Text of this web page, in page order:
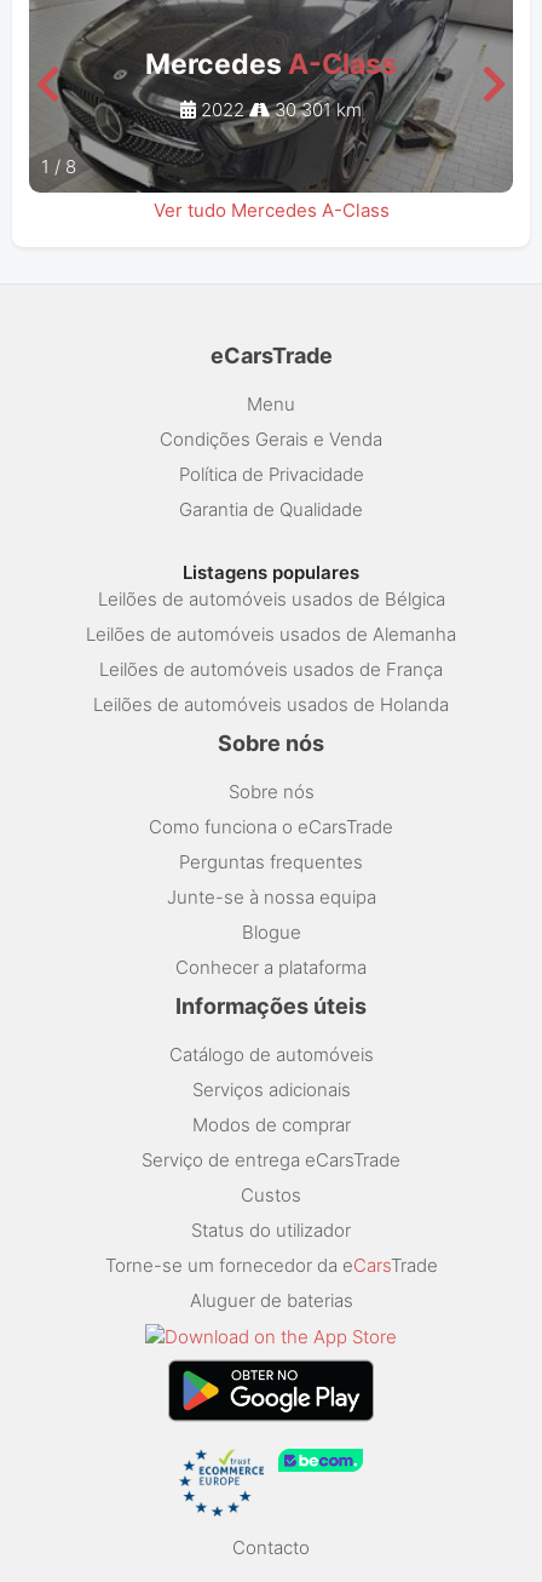
MercedesA-Class
2022 30 301 km
1 / 8
Ver tudo Mercedes A-Class
eCarsTrade
Menu
Condições Gerais e Venda
Política de Privacidade
Garantia de Qualidade
Listagens populares
Leilões de automóveis usados de Bélgica
Leilões de automóveis usados de Alemanha
Leilões de automóveis usados de França
Leilões de automóveis usados de Holanda
Sobre nós
Sobre nós
Como funciona o eCarsTrade
Perguntas frequentes
Junte-se à nossa equipa
Blogue
Conhecer a plataforma
Informações úteis
Catálogo de automóveis
Serviços adicionais
Modos de comprar
Serviço de entrega eCarsTrade
Custos
Status do utilizador
Torne-se um fornecedor da eCarsTrade
Aluguer de baterias
Contacto